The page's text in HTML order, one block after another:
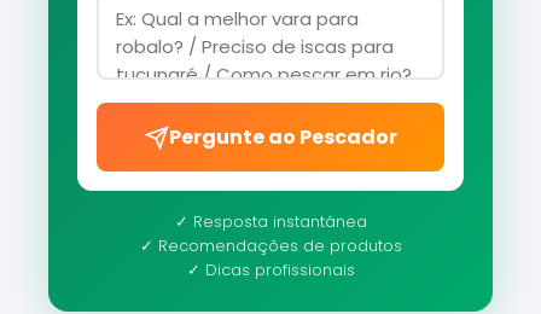
Pergunte ao Pescador
✓ Resposta instantânea
✓ Recomendações de produtos
✓ Dicas profissionais